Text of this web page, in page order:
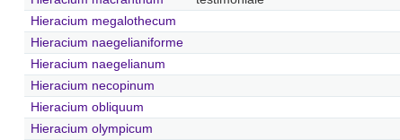
Hieracium megalothecum
Hieracium naegelianiforme
Hieracium naegelianum
Hieracium necopinum
Hieracium obliquum
Hieracium olympicum